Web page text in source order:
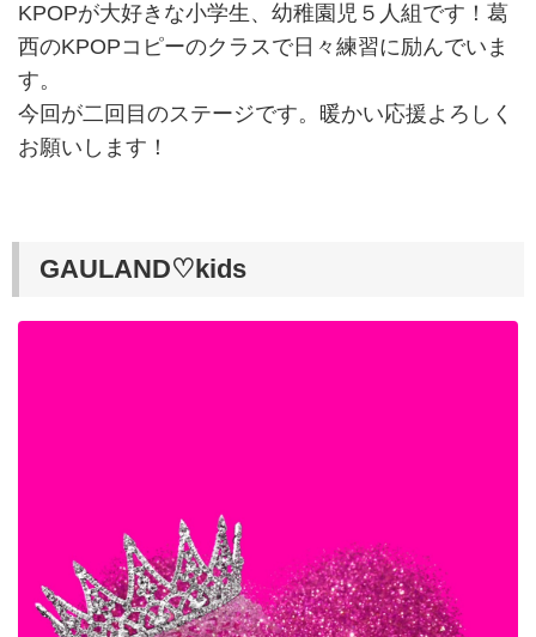
KPOPが大好きな小学生、幼稚園児５人組です！葛
西のKPOPコピーのクラスで日々練習に励んでいま
す。
今回が二回目のステージです。暖かい応援よろしく
お願いします！
GAULAND♡kids